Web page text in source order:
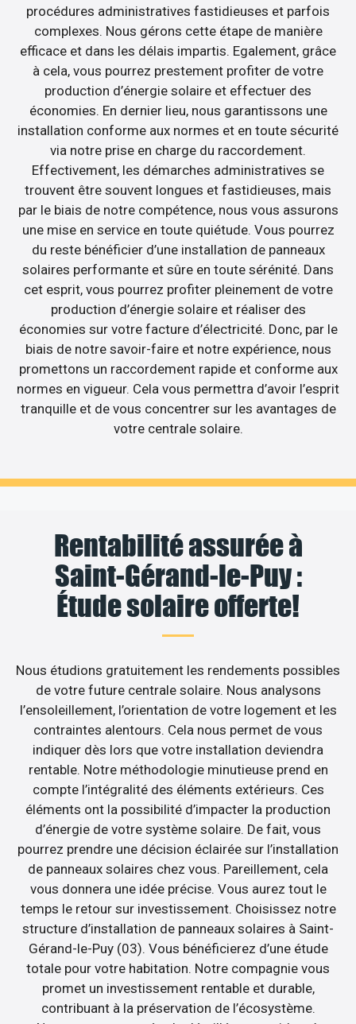
procédures administratives fastidieuses et parfois
complexes. Nous gérons cette étape de manière
efficace et dans les délais impartis. Egalement, grâce
à cela, vous pourrez prestement profiter de votre
production d’énergie solaire et effectuer des
économies. En dernier lieu, nous garantissons une
installation conforme aux normes et en toute sécurité
via notre prise en charge du raccordement.
Effectivement, les démarches administratives se
trouvent être souvent longues et fastidieuses, mais
par le biais de notre compétence, nous vous assurons
une mise en service en toute quiétude. Vous pourrez
du reste bénéficier d’une installation de panneaux
solaires performante et sûre en toute sérénité. Dans
cet esprit, vous pourrez profiter pleinement de votre
production d’énergie solaire et réaliser des
économies sur votre facture d’électricité. Donc, par le
biais de notre savoir-faire et notre expérience, nous
promettons un raccordement rapide et conforme aux
normes en vigueur. Cela vous permettra d’avoir l’esprit
tranquille et de vous concentrer sur les avantages de
votre centrale solaire.
Rentabilité assurée à
Saint-Gérand-le-Puy :
Étude solaire offerte!
Nous étudions gratuitement les rendements possibles
de votre future centrale solaire. Nous analysons
l’ensoleillement, l’orientation de votre logement et les
contraintes alentours. Cela nous permet de vous
indiquer dès lors que votre installation deviendra
rentable. Notre méthodologie minutieuse prend en
compte l’intégralité des éléments extérieurs. Ces
éléments ont la possibilité d’impacter la production
d’énergie de votre système solaire. De fait, vous
pourrez prendre une décision éclairée sur l’installation
de panneaux solaires chez vous. Pareillement, cela
vous donnera une idée précise. Vous aurez tout le
temps le retour sur investissement. Choisissez notre
structure d’installation de panneaux solaires à Saint-
Gérand-le-Puy (03). Vous bénéficierez d’une étude
totale pour votre habitation. Notre compagnie vous
promet un investissement rentable et durable,
contribuant à la préservation de l’écosystème.